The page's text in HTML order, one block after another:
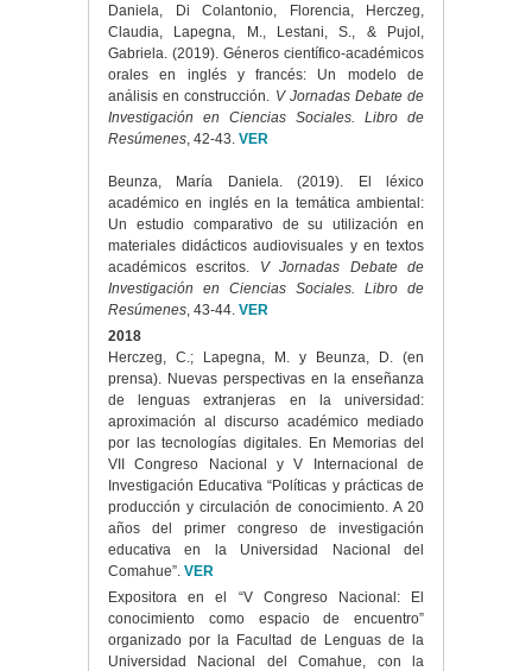
Daniela, Di Colantonio, Florencia, Herczeg,
Claudia, Lapegna, M., Lestani, S., & Pujol,
Gabriela. (2019). Géneros científico-académicos
orales en inglés y francés: Un modelo de
análisis en construcción. V Jornadas Debate de
Investigación en Ciencias Sociales. Libro de
Resúmenes, 42-43. VER
Beunza, María Daniela. (2019). El léxico
académico en inglés en la temática ambiental:
Un estudio comparativo de su utilización en
materiales didácticos audiovisuales y en textos
académicos escritos. V Jornadas Debate de
Investigación en Ciencias Sociales. Libro de
Resúmenes, 43-44. VER
2018
Herczeg, C.; Lapegna, M. y Beunza, D. (en
prensa). Nuevas perspectivas en la enseñanza
de lenguas extranjeras en la universidad:
aproximación al discurso académico mediado
por las tecnologías digitales. En Memorias del
VII Congreso Nacional y V Internacional de
Investigación Educativa “Políticas y prácticas de
producción y circulación de conocimiento. A 20
años del primer congreso de investigación
educativa en la Universidad Nacional del
Comahue”. VER
Expositora en el “V Congreso Nacional: El
conocimiento como espacio de encuentro”
organizado por la Facultad de Lenguas de la
Universidad Nacional del Comahue, con la